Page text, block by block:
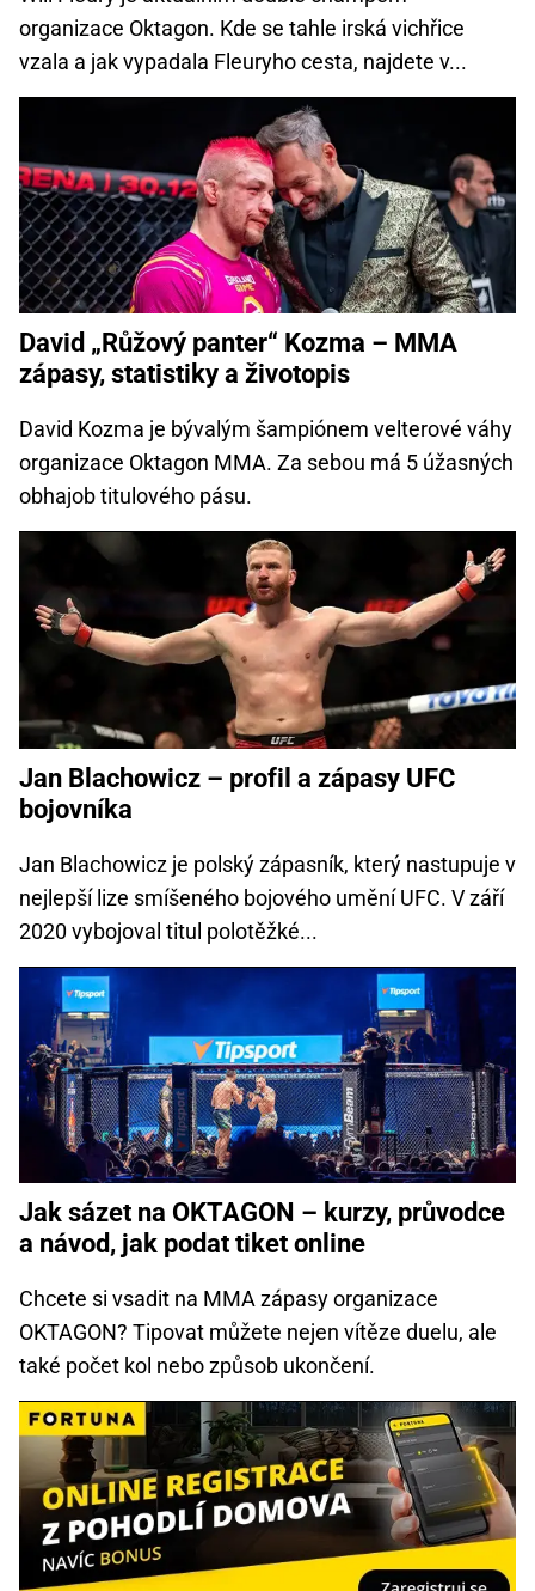
organizace Oktagon. Kde se tahle irská vichřice
vzala a jak vypadala Fleuryho cesta, najdete v...
David „Růžový panter“ Kozma – MMA
zápasy, statistiky a životopis
David Kozma je bývalým šampiónem velterové váhy
organizace Oktagon MMA. Za sebou má 5 úžasných
obhajob titulového pásu.
Jan Blachowicz – profil a zápasy UFC
bojovníka
Jan Blachowicz je polský zápasník, který nastupuje v
nejlepší lize smíšeného bojového umění UFC. V září
2020 vybojoval titul polotěžké...
Jak sázet na OKTAGON – kurzy, průvodce
a návod, jak podat tiket online
Chcete si vsadit na MMA zápasy organizace
OKTAGON? Tipovat můžete nejen vítěze duelu, ale
také počet kol nebo způsob ukončení.